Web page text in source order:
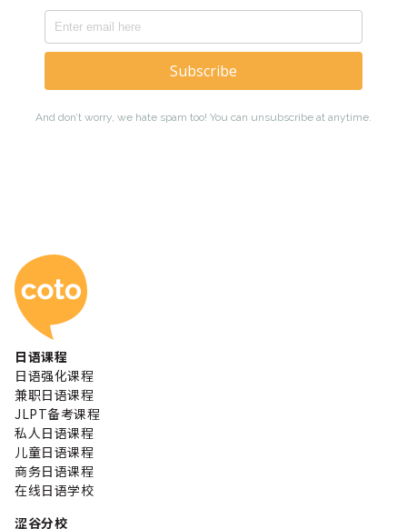
Coto 日本语学校
日语课程
日语强化课程
兼职日语课程
JLPT备考课程
私人日语课程
儿童日语课程
商务日语课程
在线日语学校
涩谷分校